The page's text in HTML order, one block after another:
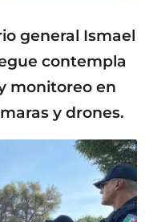
general Ismael
contempla
monitoreo en
y drones.